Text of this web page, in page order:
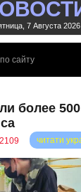
7 Августа
более
2109 читати